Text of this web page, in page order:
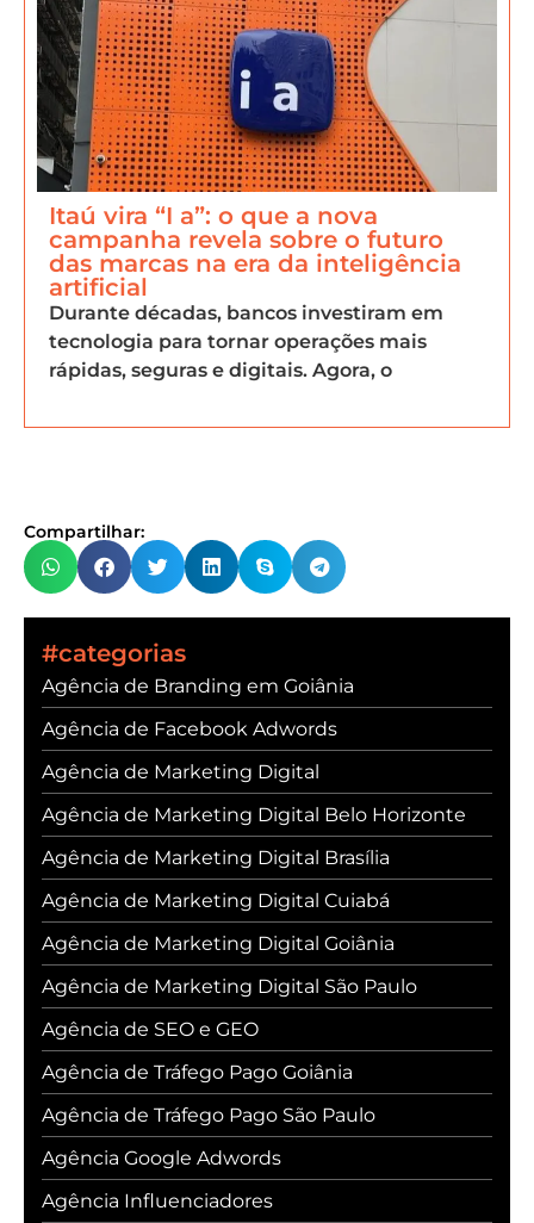
Itaú vira “I a”: o que a nova
campanha revela sobre o futuro
das marcas na era da inteligência
artificial
Durante décadas, bancos investiram em
tecnologia para tornar operações mais
rápidas, seguras e digitais. Agora, o
Compartilhar:
#categorias
Agência de Branding em Goiânia
Agência de Facebook Adwords
Agência de Marketing Digital
Agência de Marketing Digital Belo Horizonte
Agência de Marketing Digital Brasília
Agência de Marketing Digital Cuiabá
Agência de Marketing Digital Goiânia
Agência de Marketing Digital São Paulo
Agência de SEO e GEO
Agência de Tráfego Pago Goiânia
Agência de Tráfego Pago São Paulo
Agência Google Adwords
Agência Influenciadores